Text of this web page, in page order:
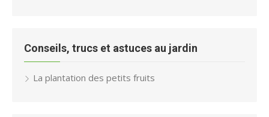
Conseils, trucs et astuces au jardin
La plantation des petits fruits